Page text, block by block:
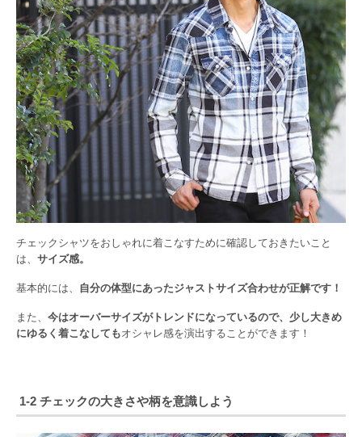
チェックシャツをおしゃれに着こなすために確認しておきたいこと
は、 サイズ感。
基本的には、 自分の体型にあったジャストサイズ合わせが正解です！
また、 今はオーバーサイズがトレンドになっているので、少し大きめ
にゆるく着こなしてもオシャレ感を演出することができます！
1-2 チェックの大きさや柄を意識しよう